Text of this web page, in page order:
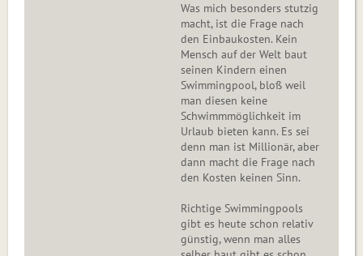
Was mich besonders stutzig
macht, ist die Frage nach
den Einbaukosten. Kein
Mensch auf der Welt baut
seinen Kindern einen
Swimmingpool, bloß weil
man diesen keine
Schwimmmöglichkeit im
Urlaub bieten kann. Es sei
denn man ist Millionär, aber
dann macht die Frage nach
den Kosten keinen Sinn.
Richtige Swimmingpools
gibt es heute schon relativ
günstig, wenn man alles